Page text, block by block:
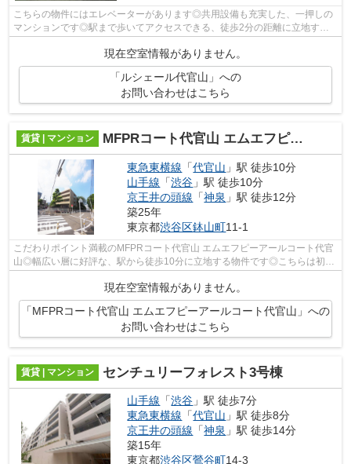
こちらの物件にはエレベーターがあります◎共用設備も充実した、一押しの
マンションです◎駅まで歩いてアクセスできる、徒歩2分の距離に立地する
現在空室情報がありません。
「ルシェール代官山」への
お問い合わせはこちら
賃貸 | マンション MFPRコート代官山 エムエフピーアールコート代官山
東急東横線 「代官山 」駅 徒歩10分
山手線 「渋谷 」駅 徒歩10分
京王井の頭線 「神泉 」駅 徒歩12分
築25年
東京都渋谷区鉢山町11-1
こだわりポイント満載のMFPRコート代官山 エムエフピーアールコート代官
山◎幅広い層に好評な、駅から徒歩10分に立地する物件です◎こちらは初期
現在空室情報がありません。
「MFPRコート代官山 エムエフピーアールコート代官山」への
お問い合わせはこちら
賃貸 | マンション センチュリーフォレスト3号棟
山手線 「渋谷 」駅 徒歩7分
東急東横線 「代官山 」駅 徒歩8分
京王井の頭線 「神泉 」駅 徒歩14分
築15年
東京都渋谷区鶯谷町14-3